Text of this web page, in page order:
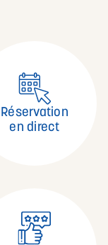
Réservation
en direct